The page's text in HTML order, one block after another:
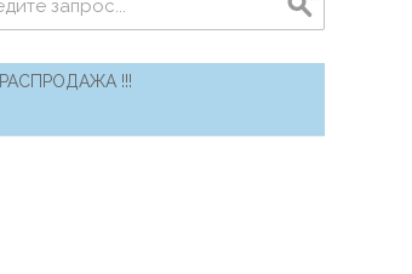
РАСПРОДАЖА !!!